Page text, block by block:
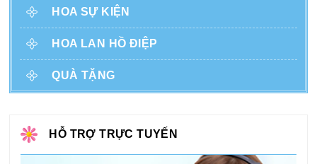
HOA SỰ KIỆN
HOA LAN HỒ ĐIỆP
QUÀ TẶNG
HỖ TRỢ TRỰC TUYẾN